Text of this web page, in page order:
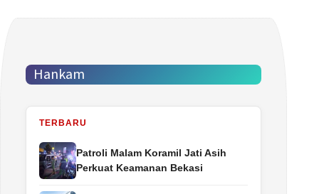
Hankam
TERBARU
Patroli Malam Koramil Jati Asih
Perkuat Keamanan Bekasi